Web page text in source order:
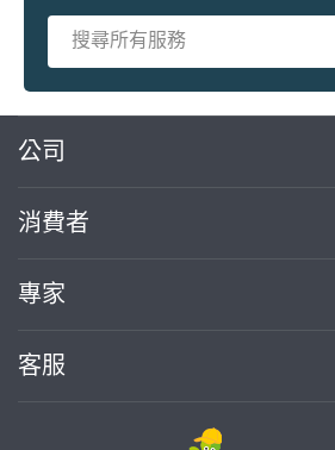
公司
消費者
專家
客服
繼續完成